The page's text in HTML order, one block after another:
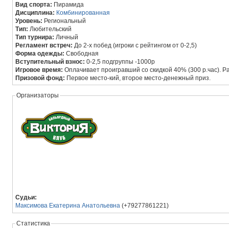
Вид спорта: Пирамида
Дисциплина: Комбинированная
Уровень: Региональный
Тип: Любительский
Тип турнира: Личный
Регламент встреч: До 2-х побед (игроки с рейтингом от 0-2,5)
Форма одежды:Свободная
Вступительный взнос:0-2,5 подгруппы -1000р
Игровое время:Оплачивает проигравший со скидкой 40% (300 р.час).
Призовой фонд: Первое место-кий, второе место-денежный приз.
Организаторы
Судьи:
Максимова Екатерина Анатольевна (+79277861221)
Статистика